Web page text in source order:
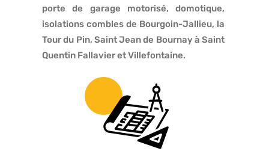
porte de garage motorisé, domotique,
isolations combles de Bourgoin-Jallieu, la
Tour du Pin, Saint Jean de Bournay à Saint
Quentin Fallavier et Villefontaine.